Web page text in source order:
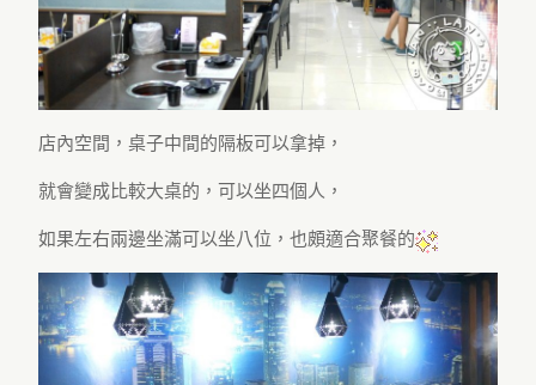
店內空間，桌子中間的隔板可以拿掉，
就會變成比較大桌的，可以坐四個人，
如果左右兩邊坐滿可以坐八位，也頗適合聚餐的